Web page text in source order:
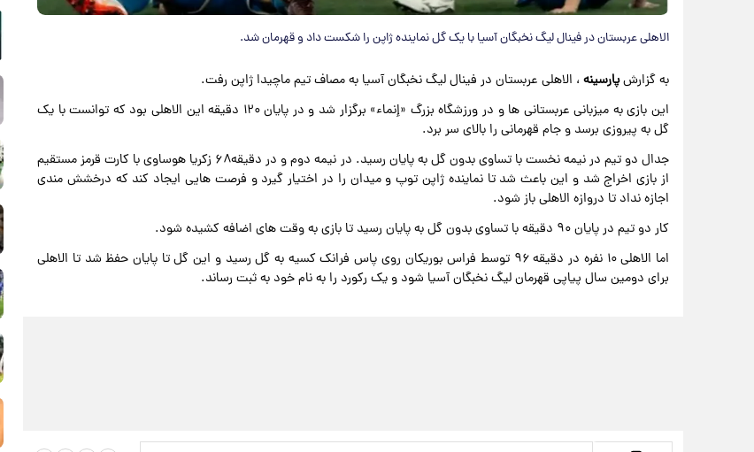
الاهلی عربستان در فینال لیگ نخبگان آسیا با یک گل نماینده ژاپن را شکست داد و قهرمان شد.
به گزارشپارسینه ، الاهلی عربستان در فینال لیگ نخبگان آسیا به مصاف تیم ماچیدا ژاپن رفت.
این بازی به میزبانی عربستانی ها و در ورزشگاه بزرگ «إنماء» برگزار شد و در پایان ۱۲۰ دقیقه این الاهلی بود که توانست با یک
گل به پیروزی برسد و جام قهرمانی را بالای سر برد.
جدال دو تیم در نیمه نخست با تساوی بدون گل به پایان رسید. در نیمه دوم و در دقیقه۶۸ زکریا هوساوی با کارت قرمز مستقیم
از بازی اخراج شد و این باعث شد تا نماینده ژاپن توپ و میدان را در اختیار گیرد و فرصت هایی ایجاد کند که درخشش مندی
اجازه نداد تا دروازه الاهلی باز شود.
کار دو تیم در پایان ۹۰ دقیقه با تساوی بدون گل به پایان رسید تا بازی به وقت های اضافه کشیده شود.
اما الاهلی ۱۰ نفره در دقیقه ۹۶ توسط فراس بوریکان روی پاس فرانک کسیه به گل رسید و این گل تا پایان حفظ شد تا الاهلی
برای دومین سال پیاپی قهرمان لیگ نخبگان آسیا شود و یک رکورد را به نام خود به ثبت رساند.